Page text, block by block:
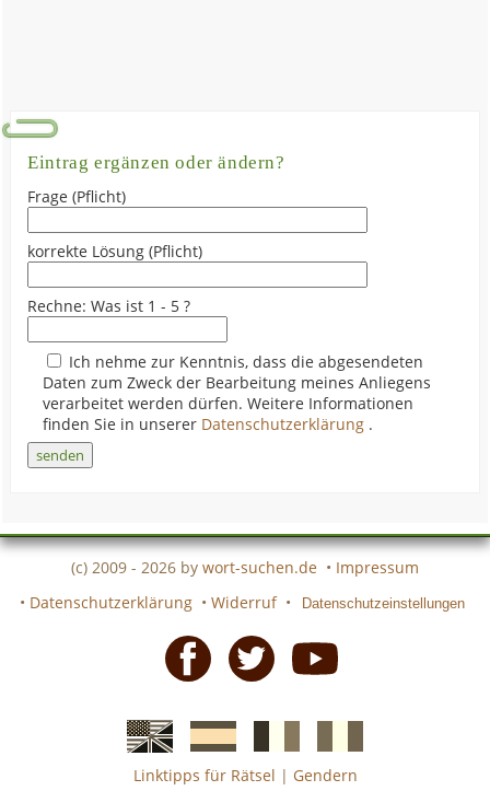
Eintrag ergänzen oder ändern?
Frage (Pflicht)
korrekte Lösung (Pflicht)
Rechne: Was ist 1 - 5 ?
Ich nehme zur Kenntnis, dass die abgesendeten
Daten zum Zweck der Bearbeitung meines Anliegens
verarbeitet werden dürfen. Weitere Informationen
finden Sie in unserer Datenschutzerklärung .
(c) 2009 - 2026 by wort-suchen.de • Impressum
• Datenschutzerklärung • Widerruf • Datenschutzeinstellungen
EnglischeSpanischefranzösicheitalienische
Linktipps für Rätsel | Gendern